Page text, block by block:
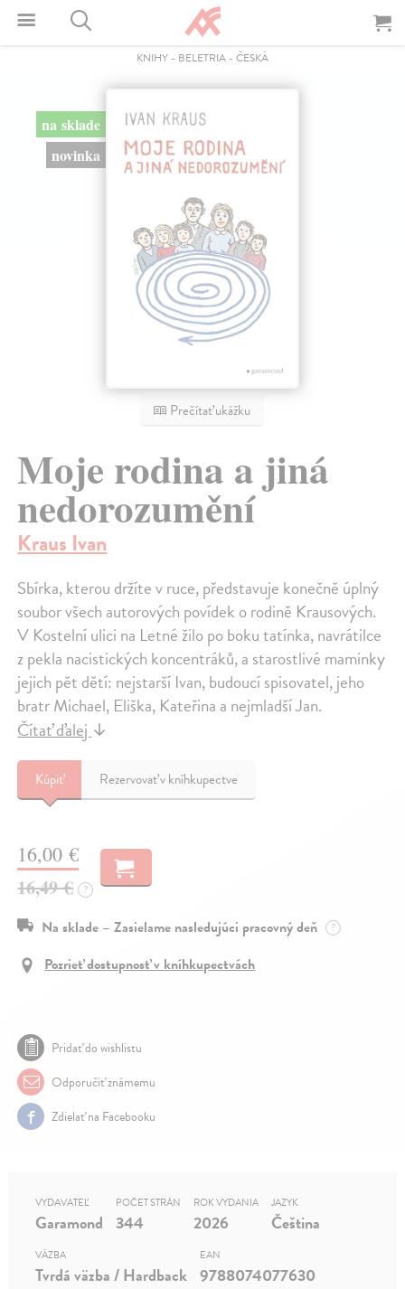
KNIHY - BELETRIA - ČESKÁ
na sklade
novinka
Prečítať ukážku
Moje rodina a jiná
nedorozumění
Kraus Ivan
Sbírka, kterou držíte v ruce, představuje konečně úplný
soubor všech autorových povídek o rodině Krausových.
V Kostelní ulici na Letné žilo po boku tatínka, navrátilce
z pekla nacistických koncentráků, a starostlivé maminky
jejich pět dětí: nejstarší Ivan, budoucí spisovatel, jeho
bratr Michael, Eliška, Kateřina a nejmladší Jan.
Čítať ďalej↓
Kúpiť Rezervovať v kníhkupectve
16,00 €
16,49 € ?
Na sklade – Zasielame nasledujúci pracovný deň ?
Pozrieť dostupnosť v kníhkupectvách
Pridať do wishlistu
Odporučiť známemu
Zdielať na Facebooku
VYDAVATEĽ
Garamond
POČET STRÁN
344
ROK VYDANIA
2026
JAZYK
Čeština
VÄZBA
Tvrdá väzba / Hardback
EAN
9788074077630